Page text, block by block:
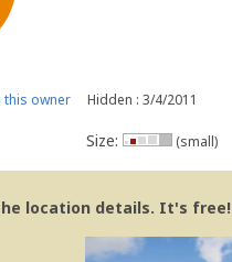
this owner Hidden : 3/4/2011
Size: (small)
location details. It's free!